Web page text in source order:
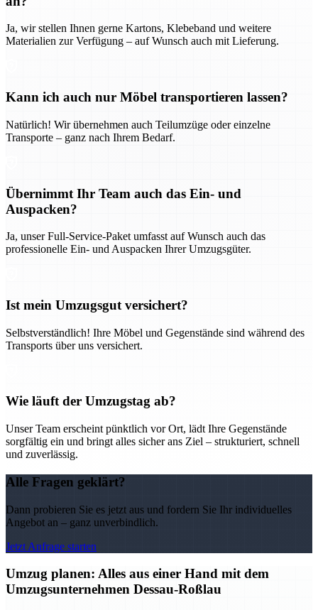
Ja, wir stellen Ihnen gerne Kartons, Klebeband und weitere
Materialien zur Verfügung – auf Wunsch auch mit Lieferung.
Kann ich auch nur Möbel transportieren lassen?
Natürlich! Wir übernehmen auch Teilumzüge oder einzelne
Transporte – ganz nach Ihrem Bedarf.
Übernimmt Ihr Team auch das Ein- und
Auspacken?
Ja, unser Full-Service-Paket umfasst auf Wunsch auch das
professionelle Ein- und Auspacken Ihrer Umzugsgüter.
Ist mein Umzugsgut versichert?
Selbstverständlich! Ihre Möbel und Gegenstände sind während des
Transports über uns versichert.
Wie läuft der Umzugstag ab?
Unser Team erscheint pünktlich vor Ort, lädt Ihre Gegenstände
sorgfältig ein und bringt alles sicher ans Ziel – strukturiert, schnell
und zuverlässig.
Alle Fragen geklärt?
Dann probieren Sie es jetzt aus und fordern Sie Ihr individuelles
Angebot an – ganz unverbindlich.
Jetzt Anfrage starten
Umzug planen: Alles aus einer Hand mit dem
Umzugsunternehmen Dessau-Roßlau